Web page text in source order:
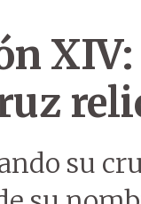
XIV:
su